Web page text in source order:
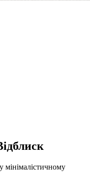
мінімалістичному